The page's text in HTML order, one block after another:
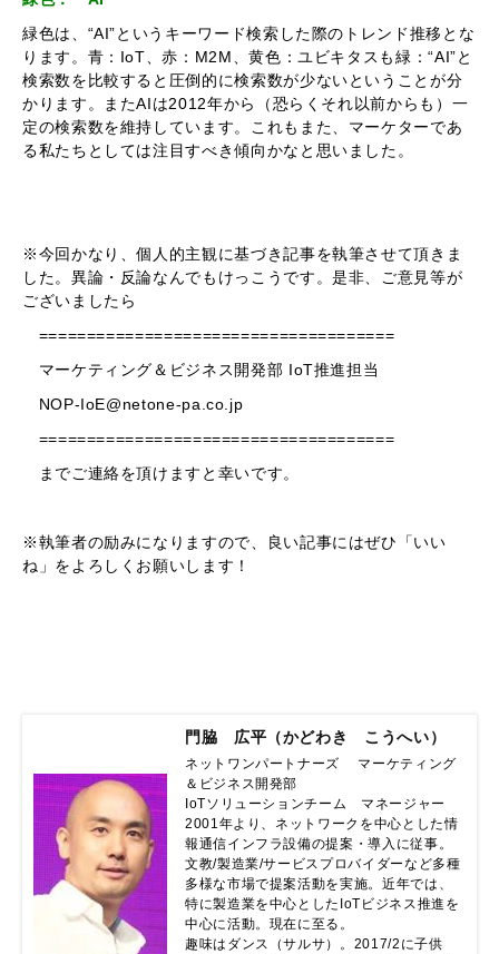
緑色は、“AI”というキーワード検索した際のトレンド推移とな
ります。青：IoT、赤：M2M、黄色：ユビキタスも緑：“AI”と
検索数を比較すると圧倒的に検索数が少ないということが分
かります。またAIは2012年から（恐らくそれ以前からも）一
定の検索数を維持しています。これもまた、マーケターであ
る私たちとしては注目すべき傾向かなと思いました。
※今回かなり、個人的主観に基づき記事を執筆させて頂きま
した。異論・反論なんでもけっこうです。是非、ご意見等が
ございましたら
=====================================
マーケティング＆ビジネス開発部 IoT推進担当
NOP-IoE@netone-pa.co.jp
=====================================
までご連絡を頂けますと幸いです。
※執筆者の励みになりますので、良い記事にはぜひ「いい
ね」をよろしくお願いします！
門脇 広平（かどわき こうへい）
ネットワンパートナーズ 　マーケティング
＆ビジネス開発部
IoTソリューションチーム　マネージャー
2001年より、ネットワークを中心とした情
報通信インフラ設備の提案・導入に従事。
文教/製造業/サービスプロバイダーなど多種
多様な市場で提案活動を実施。近年では、
特に製造業を中心としたIoTビジネス推進を
中心に活動。現在に至る。
趣味はダンス（サルサ）。2017/2に子供